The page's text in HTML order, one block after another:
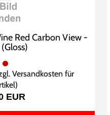
Red Carbon View -
Versandkosten für
)
EUR